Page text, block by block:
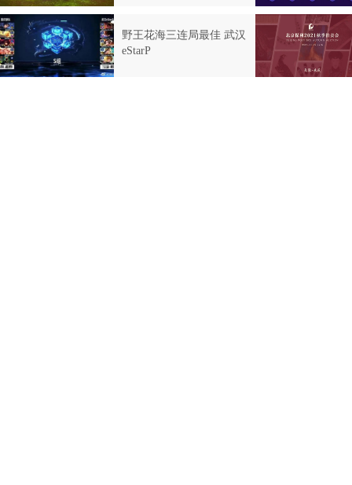
野王花海三连局最佳 武汉
eStarP